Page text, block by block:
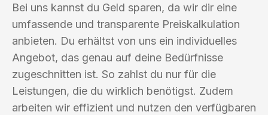
Bei uns kannst du Geld sparen, da wir dir eine
umfassende und transparente Preiskalkulation
anbieten. Du erhältst von uns ein individuelles
Angebot, das genau auf deine Bedürfnisse
zugeschnitten ist. So zahlst du nur für die
Leistungen, die du wirklich benötigst. Zudem
arbeiten wir effizient und nutzen den verfügbaren